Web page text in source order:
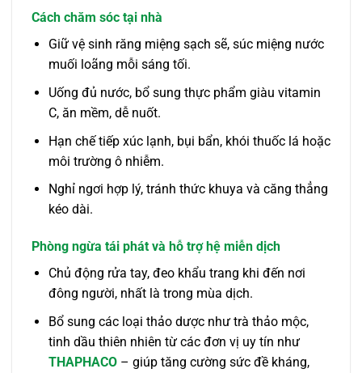
Cách chăm sóc tại nhà
Giữ vệ sinh răng miệng sạch sẽ, súc miệng nước
muối loãng mỗi sáng tối.
Uống đủ nước, bổ sung thực phẩm giàu vitamin
C, ăn mềm, dễ nuốt.
Hạn chế tiếp xúc lạnh, bụi bẩn, khói thuốc lá hoặc
môi trường ô nhiễm.
Nghỉ ngơi hợp lý, tránh thức khuya và căng thẳng
kéo dài.
Phòng ngừa tái phát và hỗ trợ hệ miễn dịch
Chủ động rửa tay, đeo khẩu trang khi đến nơi
đông người, nhất là trong mùa dịch.
Bổ sung các loại thảo dược như trà thảo mộc,
tinh dầu thiên nhiên từ các đơn vị uy tín như
THAPHACO– giúp tăng cường sức đề kháng,